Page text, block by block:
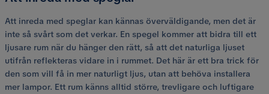
Att inreda med speglar kan kännas överväldigande, men det är
inte så svårt som det verkar. En spegel kommer att bidra till ett
ljusare rum när du hänger den rätt, så att det naturliga ljuset
utifrån reflekteras vidare in i rummet. Det här är ett bra trick för
den som vill få in mer naturligt ljus, utan att behöva installera
mer lampor. Ett rum känns alltid större, trevligare och luftigare